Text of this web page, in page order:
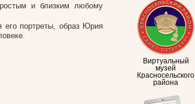
Виртуальный
музей
Красносельского
района
и близким любому
его портреты, образ Юрия